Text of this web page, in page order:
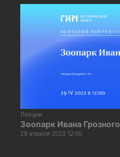
Лекции
Зоопарк Ивана Грозного
29 апреля 2022 12:00